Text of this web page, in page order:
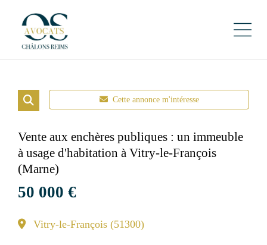
Cette annonce m'intéresse
Vente aux enchères publiques : un immeuble
à usage d'habitation à Vitry-le-François
(Marne)
50 000 €
Vitry-le-François (51300)